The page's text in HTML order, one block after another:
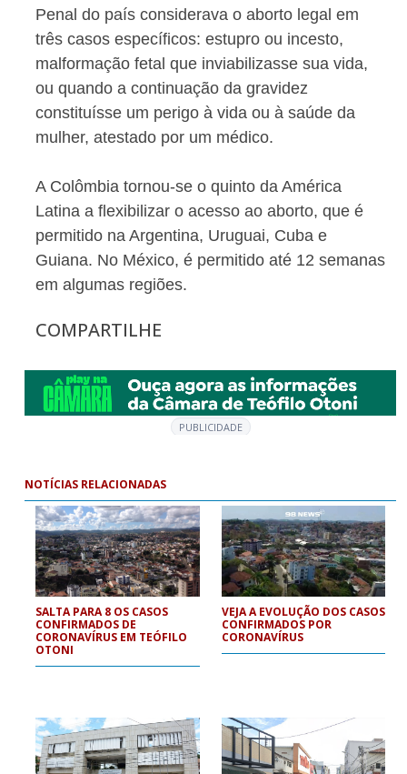
Penal do país considerava o aborto legal em
três casos específicos: estupro ou incesto,
malformação fetal que inviabilizasse sua vida,
ou quando a continuação da gravidez
constituísse um perigo à vida ou à saúde da
mulher, atestado por um médico.
A Colômbia tornou-se o quinto da América
Latina a flexibilizar o acesso ao aborto, que é
permitido na Argentina, Uruguai, Cuba e
Guiana. No México, é permitido até 12 semanas
em algumas regiões.
COMPARTILHE
PUBLICIDADE
NOTÍCIAS RELACIONADAS
SALTA PARA 8 OS CASOS
CONFIRMADOS DE
CORONAVÍRUS EM TEÓFILO
OTONI
VEJA A EVOLUÇÃO DOS CASOS
CONFIRMADOS POR
CORONAVÍRUS